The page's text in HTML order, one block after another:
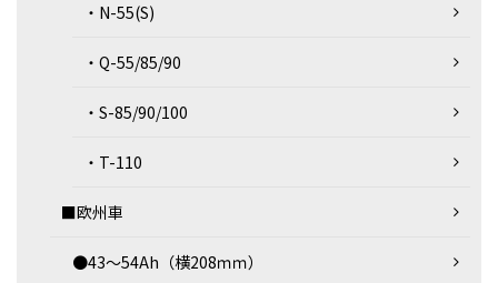
・N-55(S)
・Q-55/85/90
・S-85/90/100
・T-110
■欧州車
●43～54Ah（横208ｍｍ）